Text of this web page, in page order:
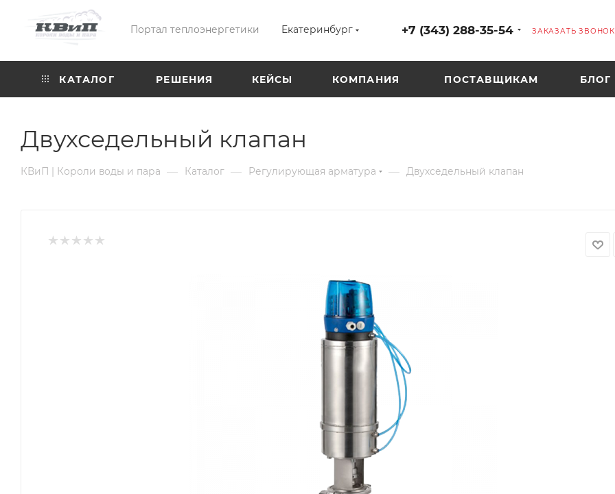
Портал теплоэнергетики Екатеринбург +7 (343) 288-35-54 ЗАКАЗАТЬ ЗВОНОК
КАТАЛОГ РЕШЕНИЯ КЕЙСЫ КОМПАНИЯ ПОСТАВЩИКАМ БЛОГ
Двухседельный клапан
КВиП | Короли воды и пара — Каталог — Регулирующая арматура — Двухседельный клапан